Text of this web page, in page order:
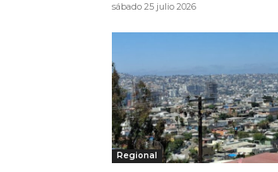
sábado 25 julio 2026
Regional